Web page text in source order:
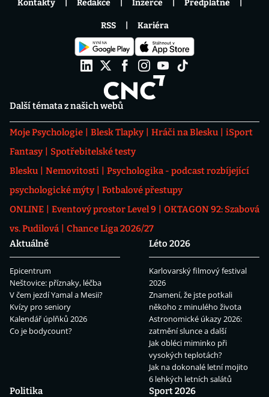
Další témata z našich webů
Moje Psychologie Blesk Tlapky Hráči na Blesku
iSport
Fantasy
Spotřebitelské testy
Blesku
Nemovitosti
Psychologika - podcast rozbíjející
psychologické mýty
Fotbalové přestupy
ONLINE
Eventový prostor Level 9
OKTAGON 92: Szabová
vs. Pudilová
Chance Liga 2026/27
Aktuálně
Epicentrum
Neštovice: příznaky, léčba
V čem jezdí Yamal a Mesii?
Kvízy pro seniory
Kalendář úplňků 2026
Co je bodycount?
Léto 2026
Karlovarský filmový festival
2026
Znamení, že jste potkali
někoho z minulého života
Astronomické úkazy 2026:
zatmění slunce a další
Jak obléci miminko při
vysokých teplotách?
Jak na dokonalé letní mojito
6 lehkých letních salátů
Politika
Sport 2026
Kontakty Redakce Inzerce Předplatné
RSS Kariéra